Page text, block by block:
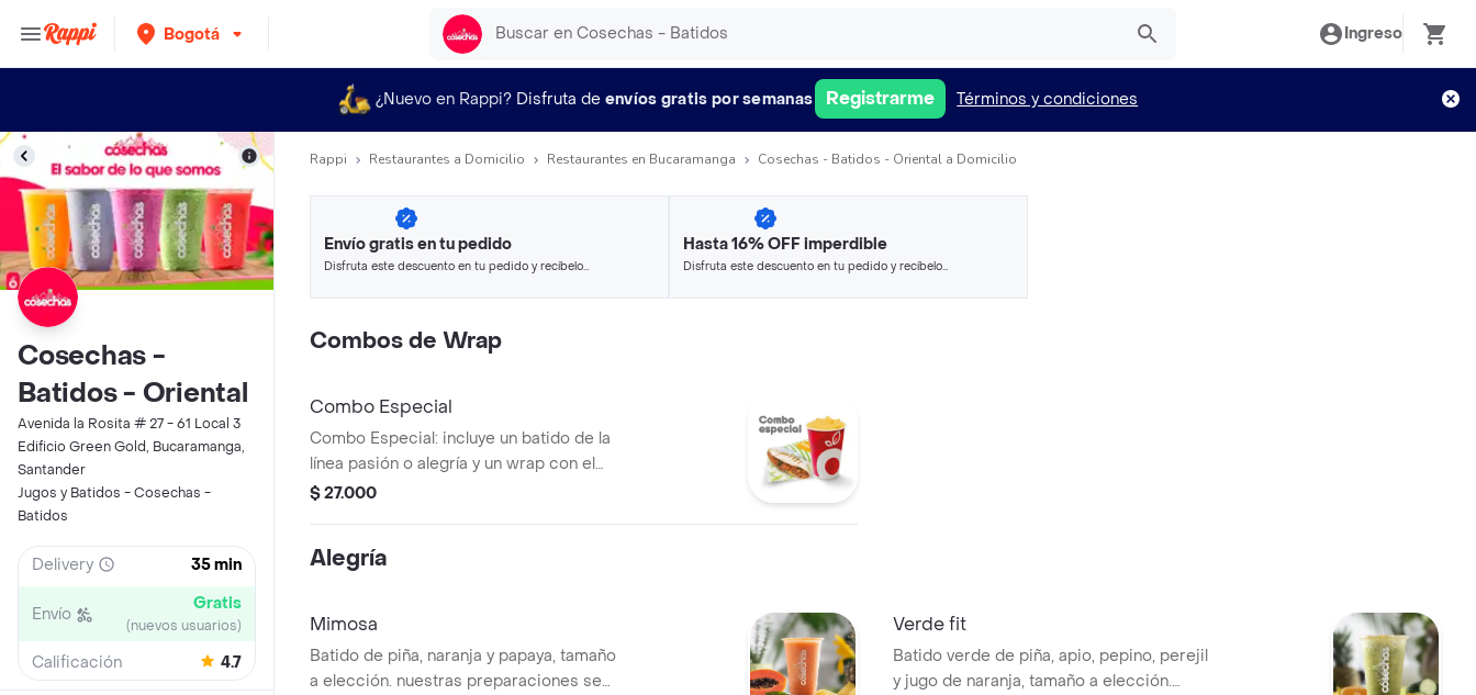
Bogotá Ingreso
¿Nuevo en Rappi? Disfruta de envíos gratis por semanas Registrarme Términos y condiciones
Cosechas -
Batidos - Oriental
Avenida la Rosita # 27 - 61 Local 3
Edificio Green Gold, Bucaramanga,
Santander
Jugos y Batidos - Cosechas -
Batidos
Delivery 35 min
Envío Gratis
(nuevos usuarios)
Calificación 4.7
Rappi Restaurantes a Domicilio Restaurantes en Bucaramanga Cosechas - Batidos - Oriental a Domicilio
Envío gratis en tu pedido
Disfruta este descuento en tu pedido y recíbelo
Hasta 16% OFF imperdible
Disfruta este descuento en tu pedido y recíbelo
Combos de Wrap
Combo Especial
Combo Especial: incluye un batido de la
línea pasión o alegría y un wrap con el
sabor de tu elección.
$ 27.000
Alegría
Mimosa
Batido de piña, naranja y papaya, tamaño
a elección. nuestras preparaciones se
Verde fit
Batido verde de piña, apio, pepino, perejil
y jugo de naranja, tamaño a elección.